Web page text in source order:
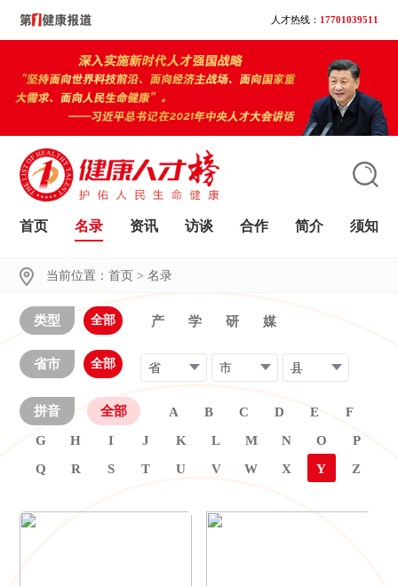
人才热线： 17701039511
首页 名录 资讯 访谈 合作 简介
须知
大家都在搜
当前位置：首页 >名录
类型 全部 产 学 研 媒
省市 全部 省 市 县
拼音 全部 A B C D E
F
G
H I J K L M N O
P
Q
R S T U V W X Y Z